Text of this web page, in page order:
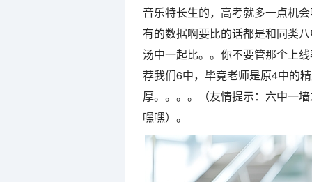
音乐特长生的，高考就多一点机
有的数据啊要比的话都是和同类
汤中一起比。。你不要管那个上
荐我们6中，毕竟老师是原4中的
厚。。。。（友情提示：六中一
嘿嘿）。